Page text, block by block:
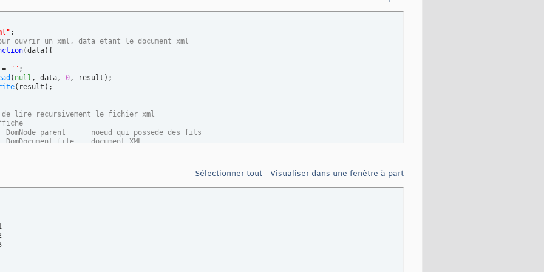
ouvrir un xml, data etant le document xml
(data) {
"" ;
( null , data, 0, result ) ;
( result ) ;
de lire recursivement le fichier xml
	 *  @param  DomNode parent  	noeud qui possede des fils
DomDocument file    document XML
String              Retourne la chaine contenant les données
(parent, file, spaces, result)
= xml.childNodes;
Sélectionner tout - Visualiser dans une fenêtre à part